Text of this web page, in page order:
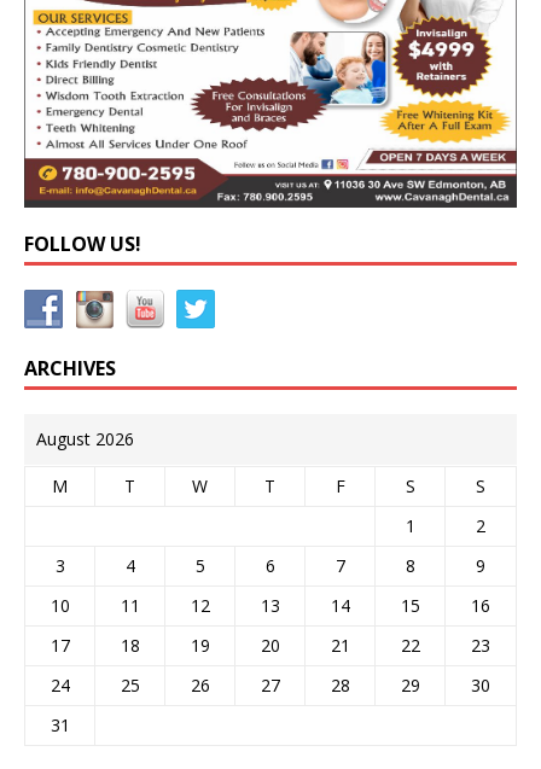
FOLLOW US!
ARCHIVES
August 2026
M T W T F S
S
1
2
3
4 5 6 7 8
9
10
11 12 13 14 15
16
17
18 19 20 21 22
23
24
25 26 27 28 29
30
31